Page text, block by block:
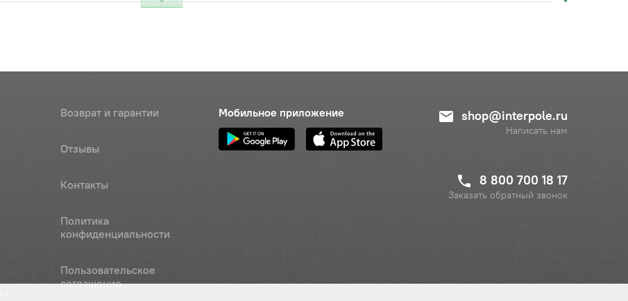
Возврат и гарантии
Отзывы
Контакты
Политика
конфиденциальности
Пользовательское
соглашение
Мобильное приложение shop@interpole.ru
Написать нам
8 800 700 18 17
Заказать обратный звонок